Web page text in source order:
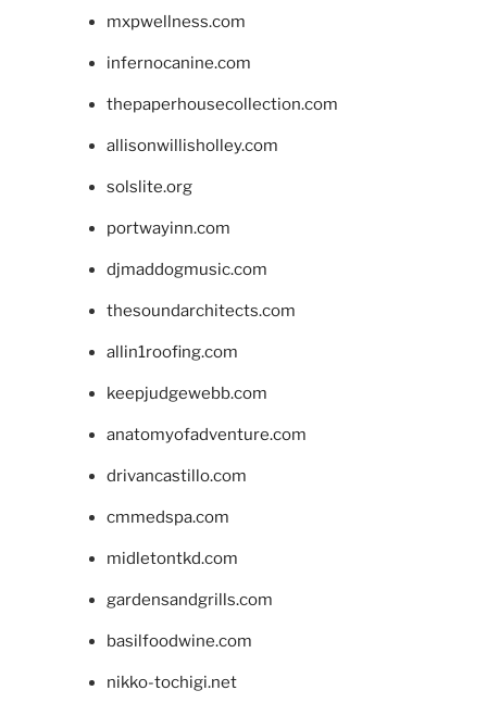
mxpwellness.com
infernocanine.com
thepaperhousecollection.com
allisonwillisholley.com
solslite.org
portwayinn.com
djmaddogmusic.com
thesoundarchitects.com
allin1roofing.com
keepjudgewebb.com
anatomyofadventure.com
drivancastillo.com
cmmedspa.com
midletontkd.com
gardensandgrills.com
basilfoodwine.com
nikko-tochigi.net